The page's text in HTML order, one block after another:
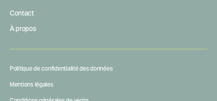
Contact
À propos
Politique de confidentialité des données
Mentions légales